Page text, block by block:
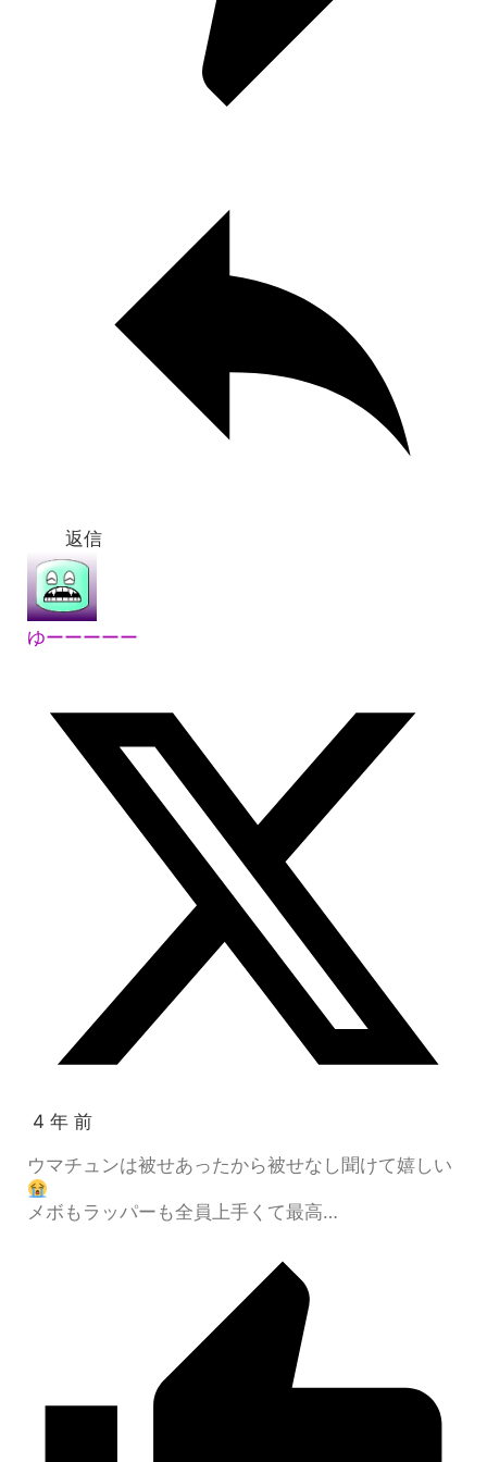
返信
ゆーーーーー
4 年 前
ウマチュンは被せあったから被せなし聞けて嬉しい
メボもラッパーも全員上手くて最高…